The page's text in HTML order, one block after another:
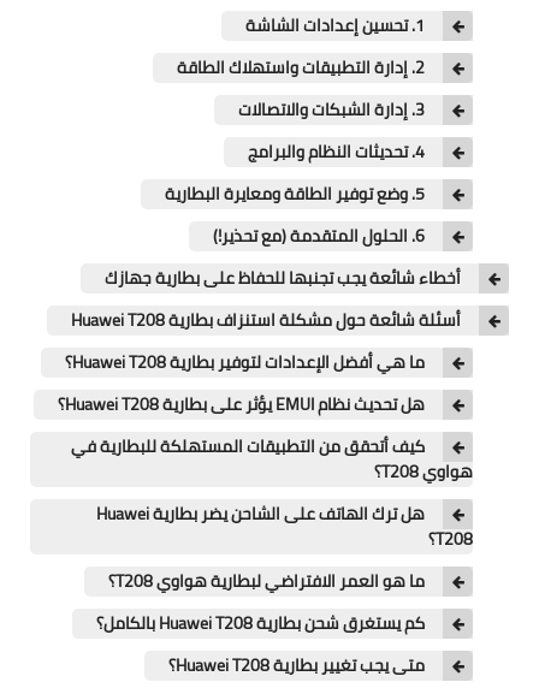
فيسبوك
بلوجر
العاب
تطبيقات
العملات الرقمية
1. تحسين إعدادات الشاشة
2. إدارة التطبيقات واستهلاك الطاقة
3. إدارة الشبكات والاتصالات
4. تحديثات النظام والبرامج
5. وضع توفير الطاقة ومعايرة البطارية
6. الحلول المتقدمة (مع تحذير!)
أخطاء شائعة يجب تجنبها للحفاظ على بطارية جهازك
أسئلة شائعة حول مشكلة استنزاف بطارية Huawei T208
ما هي أفضل الإعدادات لتوفير بطارية Huawei T208؟
هل تحديث نظام EMUI يؤثر على بطارية Huawei T208؟
كيف أتحقق من التطبيقات المستهلكة للبطارية في
هواوي T208؟
هل ترك الهاتف على الشاحن يضر بطارية Huawei
T208؟
ما هو العمر الافتراضي لبطارية هواوي T208؟
كم يستغرق شحن بطارية Huawei T208 بالكامل؟
متى يجب تغيير بطارية Huawei T208؟